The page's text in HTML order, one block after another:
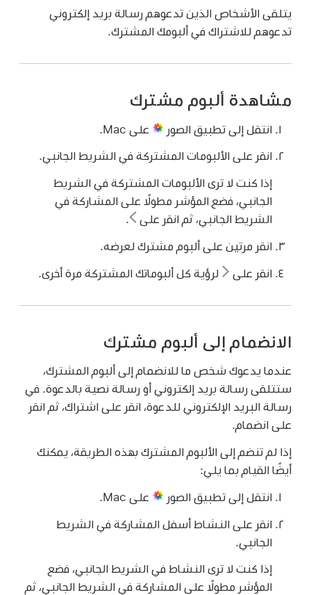
يتلقى الأشخاص الذين تدعوهم رسالة بريد إلكتروني
تدعوهم للاشتراك في ألبومك المشترك.
مشاهدة ألبوم مشترك
انتقل إلى تطبيق الصور على Mac.
انقر على الألبومات المشتركة في الشريط الجانبي.
إذا كنت لا ترى الألبومات المشتركة في الشريط
الجانبي، فضع المؤشر مطولًا على المشاركة في
الشريط الجانبي، ثم انقر على
انقر مرتين على ألبوم مشترك لعرضه.
انقر على لرؤية كل ألبوماتك المشتركة مرة أخرى.
الانضمام إلى ألبوم مشترك
عندما يدعوك شخص ما للانضمام إلى ألبوم المشترك،
ستتلقى رسالة بريد إلكتروني أو رسالة نصية بالدعوة. في
رسالة البريد الإلكتروني للدعوة، انقر على اشتراك، ثم انقر
على انضمام.
إذا لم تنضم إلى الألبوم المشترك بهذه الطريقة، يمكنك
أيضًا القيام بما يلي:
انتقل إلى تطبيق الصور على Mac.
انقر على النشاط أسفل المشاركة في الشريط
الجانبي.
إذا كنت لا ترى النشاط في الشريط الجانبي، فضع
المؤشر مطولًا على المشاركة في الشريط الجانبي، ثم